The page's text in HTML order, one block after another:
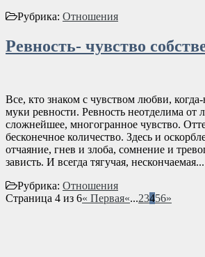
Рубрика: Отношения
Ревность- чувство
Все, кто знаком с чувством любви,
муки ревности. Ревность неотделима от
сложнейшее, многогранное чувство.
бесконечное количество. Здесь и
отчаяние, гнев и злоба, сомнение и
зависть. И всегда тягучая, нескончаемая...
Рубрика: Отношения
Страница 4 из 6« Первая«...23456»